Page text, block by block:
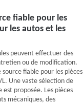
fiable pour les
les autos et les
peuvent effectuer des
ou de modification.
fiable pour les pièces
Une vaste sélection de
proposée. Les pièces
mécaniques, des